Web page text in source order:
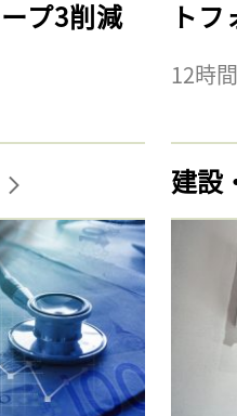
プ3削減
ト
12時
建設